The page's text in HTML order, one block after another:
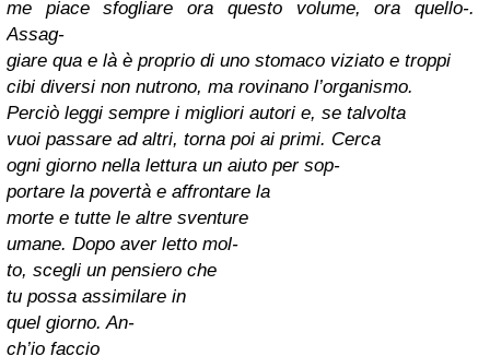
me piace sfogliare ora questo volume, ora quello-.
Assag-
giare qua e là è proprio di uno stomaco viziato e troppi
cibi diversi non nutrono, ma rovinano l’organismo.
Perciò leggi sempre i migliori autori e, se talvolta
vuoi passare ad altri, torna poi ai primi. Cerca
ogni giorno nella lettura un aiuto per sop-
portare la povertà e affrontare la
morte e tutte le altre sventure
umane. Dopo aver letto mol-
to, scegli un pensiero che
tu possa assimilare in
quel giorno. An-
ch’io faccio